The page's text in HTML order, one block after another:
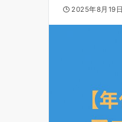
2025年8月19日